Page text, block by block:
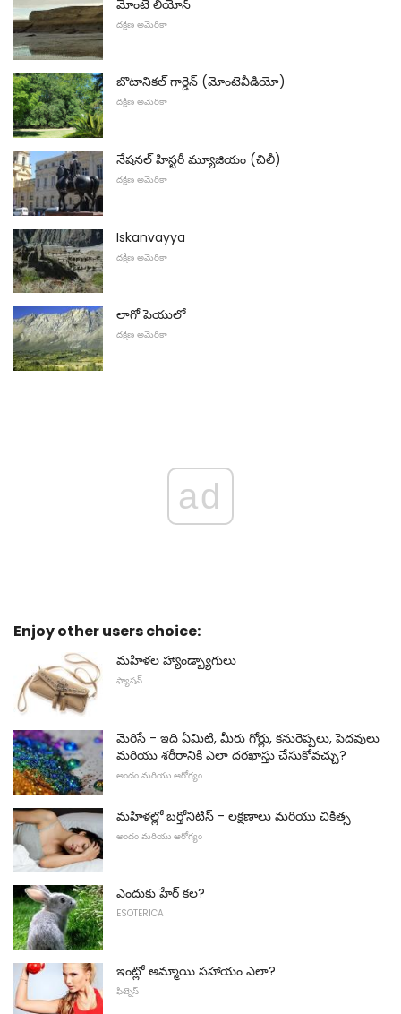
మోంటే లియోన్
దక్షిణ అమెరికా
బొటానికల్ గార్డెన్ (మోంటెవీడియో)
దక్షిణ అమెరికా
నేషనల్ హిస్టరీ మ్యూజియం (చిలీ)
దక్షిణ అమెరికా
Iskanvayya
దక్షిణ అమెరికా
లాగో పెయులో
దక్షిణ అమెరికా
ad
Enjoy other users choice:
మహిళల హ్యాండ్బ్యాగులు
ఫ్యాషన్
మెరిసే - ఇది ఏమిటి, మీరు గోర్లు, కనురెప్పలు, పెదవులు
మరియు శరీరానికి ఎలా దరఖాస్తు చేసుకోవచ్చు?
అందం మరియు ఆరోగ్యం
మహిళల్లో బర్తోనిటిస్ - లక్షణాలు మరియు చికిత్స
అందం మరియు ఆరోగ్యం
ఎందుకు హేర్ కల?
ESOTERICA
ఇంట్లో అమ్మాయి సహాయం ఎలా?
ఫిట్నెస్